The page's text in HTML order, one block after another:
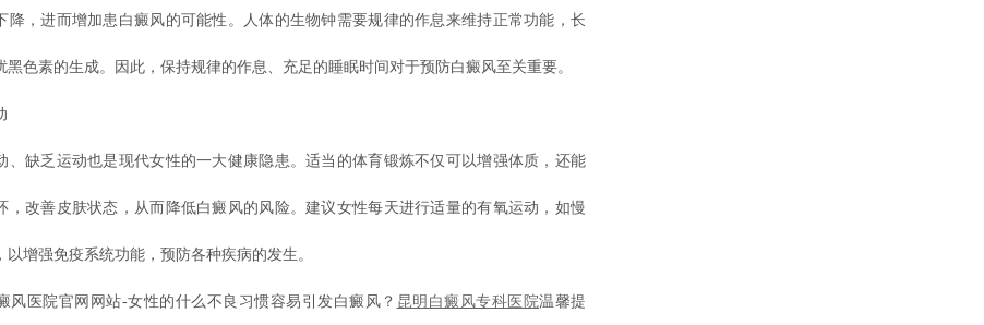
降，进而增加患白癜风的可能性。人体的生物钟需要规律的作息来维持正常功能，长
黑色素的生成。因此，保持规律的作息、充足的睡眠时间对于预防白癜风至关重要。
缺乏运动也是现代女性的一大健康隐患。适当的体育锻炼不仅可以增强体质，还能
，改善皮肤状态，从而降低白癜风的风险。建议女性每天进行适量的有氧运动，如慢
以增强免疫系统功能，预防各种疾病的发生。
医院官网网站-女性的什么不良习惯容易引发白癜风？ 昆明白癜风专科医院温馨提